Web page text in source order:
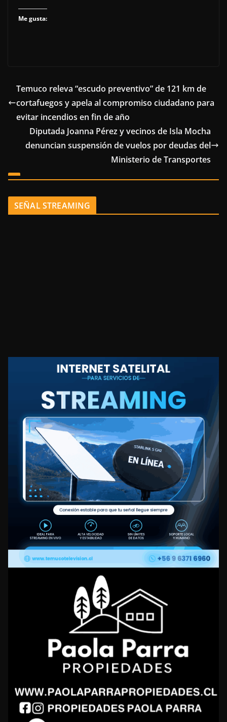
Me gusta:
Temuco releva “escudo preventivo” de 121 km de
cortafuegos y apela al compromiso ciudadano para
evitar incendios en fin de año
Diputada Joanna Pérez y vecinos de Isla Mocha
denuncian suspensión de vuelos por deudas del
Ministerio de Transportes
SEÑAL STREAMING